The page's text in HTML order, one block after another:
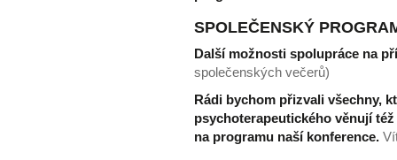
SPOLEČENSKÝ
Další možnosti spolupráce na
společenských večerů)
Rádi bychom přizvali všechny,
psychoterapeutického věnují
na programu naší konference.